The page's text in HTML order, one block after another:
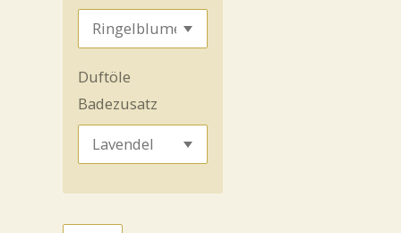
Duftöle
Badezusatz